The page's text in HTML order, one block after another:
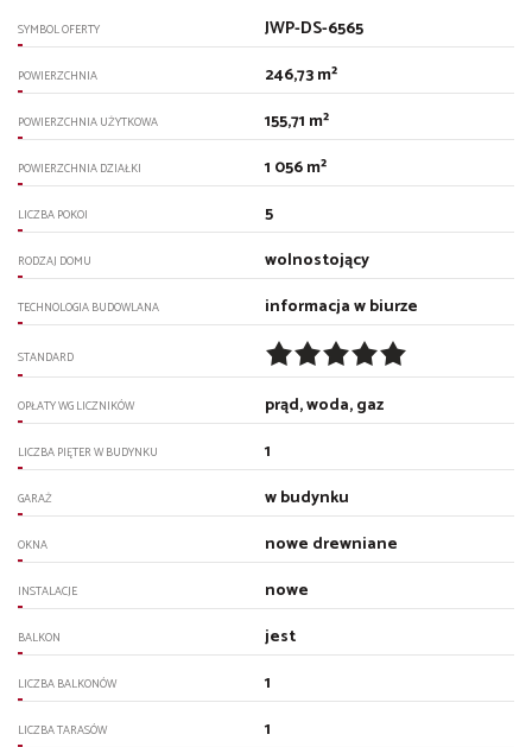
SYMBOL OFERTY JWP-DS-6565
POWIERZCHNIA 246,73 m²
POWIERZCHNIA UŻYTKOWA 155,71 m²
POWIERZCHNIA DZIAŁKI 1 056 m²
LICZBA POKOI 5
RODZAJ DOMU wolnostojący
TECHNOLOGIA BUDOWLANA informacja w biurze
STANDARD
OPŁATY WG LICZNIKÓW prąd, woda, gaz
LICZBA PIĘTER W BUDYNKU 1
GARAŻ w budynku
OKNA nowe drewniane
INSTALACJE nowe
BALKON jest
LICZBA BALKONÓW 1
LICZBA TARASÓW 1